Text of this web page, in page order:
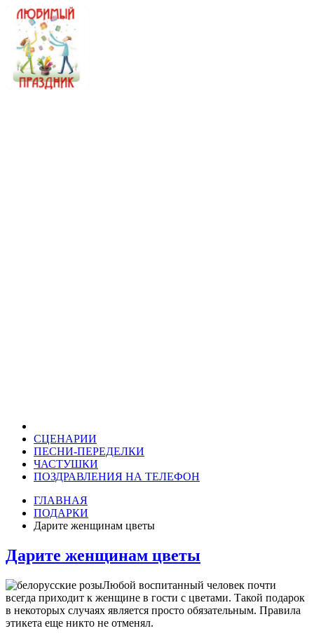
СЦЕНАРИИ
ПЕСНИ-ПЕРЕДЕЛКИ
ЧАСТУШКИ
ПОЗДРАВЛЕНИЯ НА ТЕЛЕФОН
ГЛАВНАЯ
ПОДАРКИ
Дарите женщинам цветы
Дарите женщинам цветы
Любой воспитанный человек почти
всегда приходит к женщине в гости с цветами. Такой подарок
в некоторых случаях является просто обязательным. Правила
этикета еще никто не отменял.